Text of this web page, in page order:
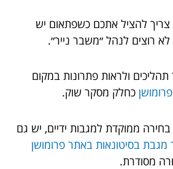
להציל אתכם כשפתאום יש
רוצים לנהל ״משבר נייר״.
ולראות פתרונות במקום
פרומושן כחלק מסקר שוק.
ממוקדת למגבות ידיים, יש גם
מגבת בסיטונאות באתר פרומושן
מסודרת.